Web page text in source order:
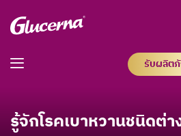
รับผลิต
รู้จักโรคเบาหวานชนิดต่า